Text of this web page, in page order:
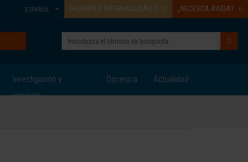
PACIENTES INTERNACIONALES ¿NECESITA AYUDA?
ESPAÑOL
Investigación y
ensayos
Docencia Actualidad